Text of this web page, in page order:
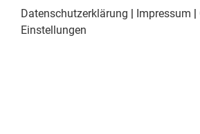
Datenschutzerklärung Impressum
Einstellungen